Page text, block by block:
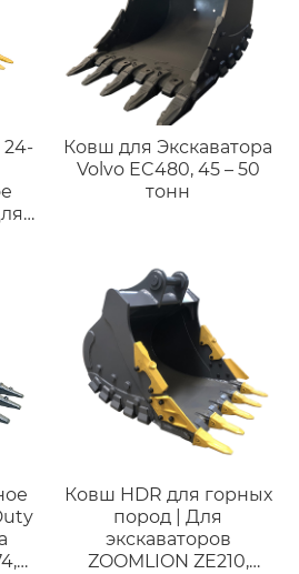
24-
Ковш для Экскаватора
Volvo EC480, 45 – 50
тонн
Ковш HDR для горных
пород | Для
экскаваторов
ZOOMLION ZE210,